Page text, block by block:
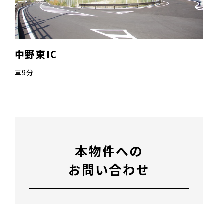
中野東IC
車9分
本物件への
お問い合わせ